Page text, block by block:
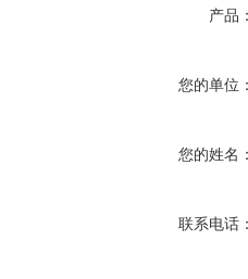
产品
您的单位
您的姓名
联系电话